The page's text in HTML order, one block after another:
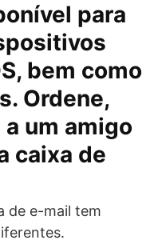
para
bem como
Ordene,
um amigo
caixa de
de e-mail tem